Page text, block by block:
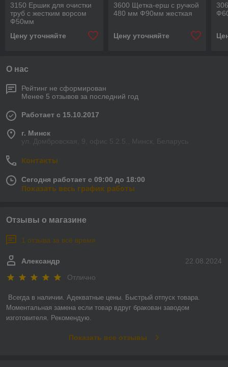
3150 Ершик для очистки
труб с жестким ворсом
Ф50мм
Цену уточняйте
3600 Щетка-ерш с ручкой
480 мм Ф90мм жесткая
Цену уточняйте
О нас
Рейтинг не сформирован
Менее 5 отзывов за последний год
Работает с 15.10.2017
г. Минск
ул. Домбровская, 9, офис 5.2.5., Минск, Беларусь
Контакты
Сегодня работает с 09:00 до 18:00
Показать весь график работы
Отзывы о магазине
1 отзыва за всё время
22.08.2024
Александр
Отлично
Всегда в наличии. Адекватные цены. Быстрый отпуск товара.
Моментальная замена если товар вдруг бракован заводом
изготовителя. Рекомендую.
Показать все отзывы